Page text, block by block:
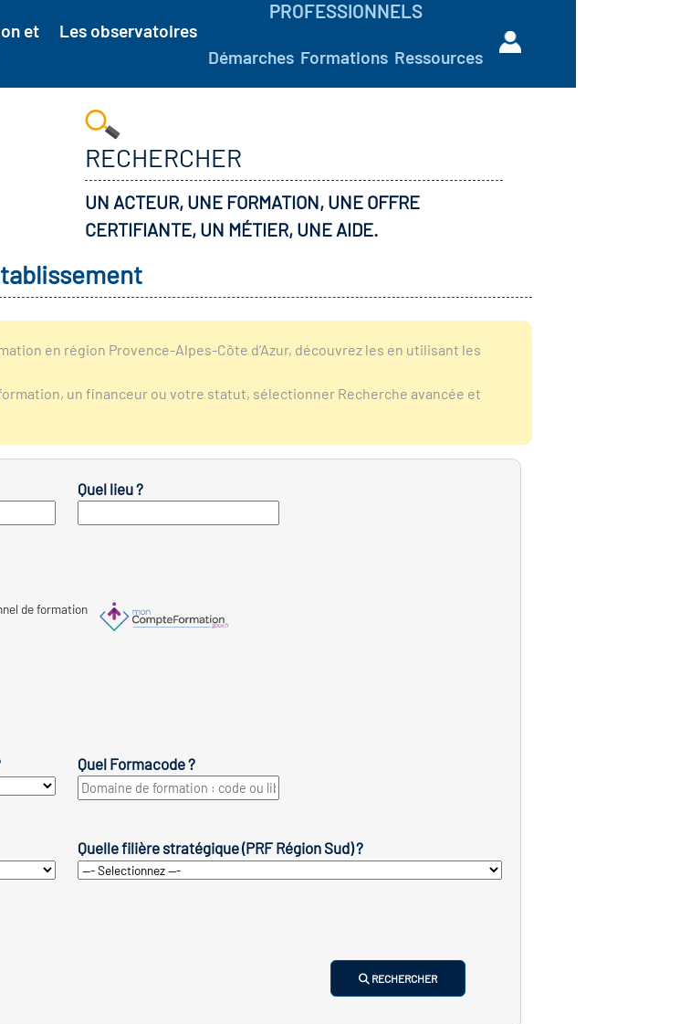
et
Les observatoires
PROFESSIONNELS
Démarches Formations Ressources
RECHERCHER
UN ACTEUR, UNE FORMATION, UNE OFFRE
CERTIFIANTE, UN MÉTIER, UNE AIDE.
en région Provence-Alpes-Côte d’Azur, découvrez les en utilisant les
un financeur ou votre statut, sélectionner Recherche avancée et
Quel lieu ?
de formation
Quel Formacode ?
Quelle filière stratégique (PRF Région Sud) ?
RECHERCHER